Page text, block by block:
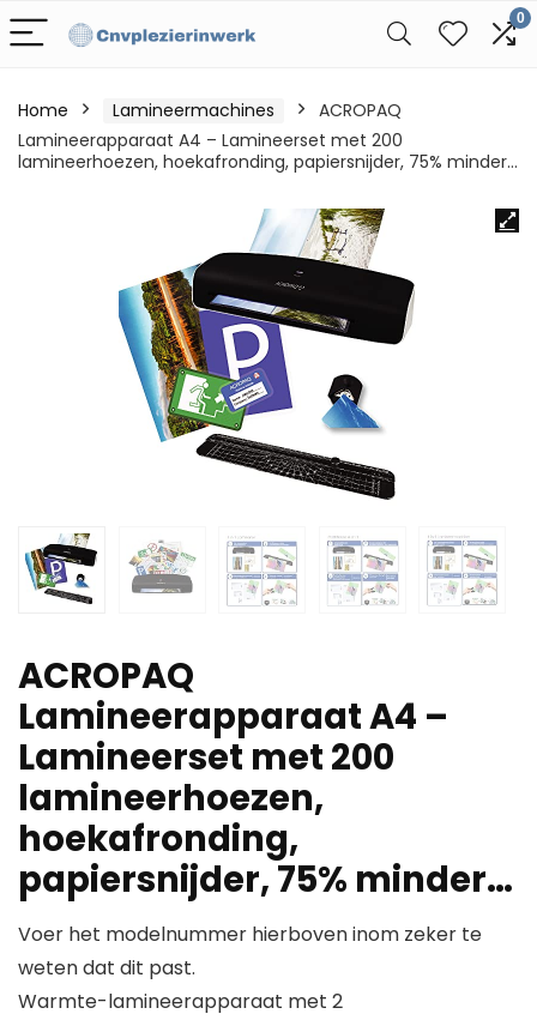
0
Home Lamineermachines
ACROPAQ
Lamineerapparaat A4 – Lamineerset met 200
lamineerhoezen, hoekafronding, papiersnijder, 75% minder…
ACROPAQ
Lamineerapparaat A4 –
Lamineerset met 200
lamineerhoezen,
hoekafronding,
papiersnijder, 75% minder…
Voer het modelnummer hierboven inom zeker te
weten dat dit past.
Warmte-lamineerapparaat met 2